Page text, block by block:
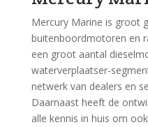
Mercury Marine is groot
buitenboordmotoren en
een groot aantal
waterverplaatser-
netwerk van dealers en
Daarnaast heeft de
alle kennis in huis om